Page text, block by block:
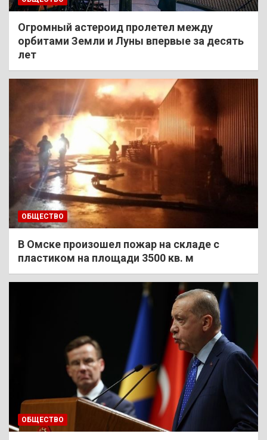
Огромный астероид пролетел между
орбитами Земли и Луны впервые за десять
лет
ОБЩЕСТВО
В Омске произошел пожар на складе с
пластиком на площади 3500 кв. м
ОБЩЕСТВО